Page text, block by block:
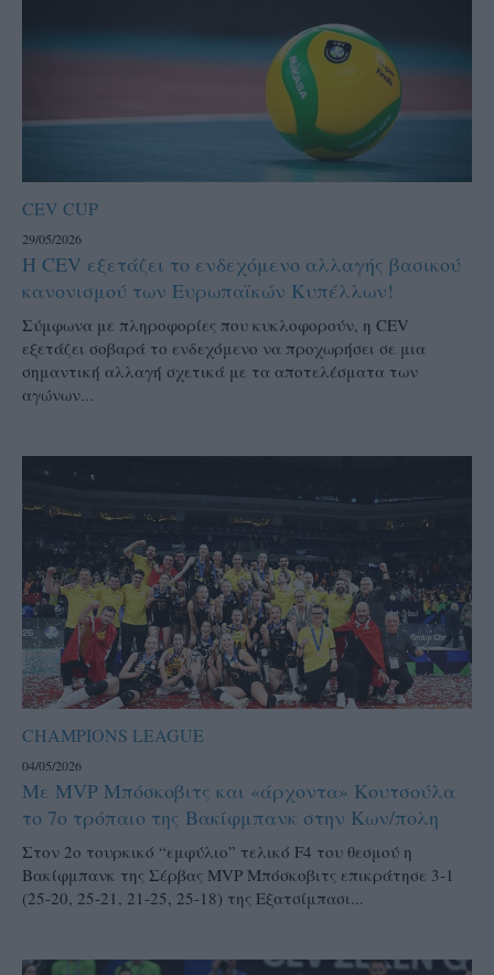
CEV CUP
29/05/2026
Η CEV εξετάζει το ενδεχόμενο αλλαγής βασικού
κανονισμού των Ευρωπαϊκών Κυπέλλων!
Σύμφωνα με πληροφορίες που κυκλοφορούν, η CEV
εξετάζει σοβαρά το ενδεχόμενο να προχωρήσει σε μια
σημαντική αλλαγή σχετικά με τα αποτελέσματα των
αγώνων...
CHAMPIONS LEAGUE
04/05/2026
Με MVP Μπόσκοβιτς και «άρχοντα» Κουτσούλα
το 7ο τρόπαιο της Βακίφμπανκ στην Κων/πολη
Στον 2ο τουρκικό “εμφύλιο” τελικό F4 του θεσμού η
Βακίφμπανκ της Σέρβας MVP Μπόσκοβιτς επικράτησε 3-1
(25-20, 25-21, 21-25, 25-18) της Εξατσίμπασι...